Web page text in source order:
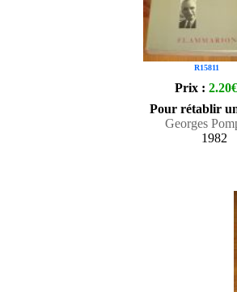
R15811
Prix : 2.20€
Pour rétablir
Georges
1982